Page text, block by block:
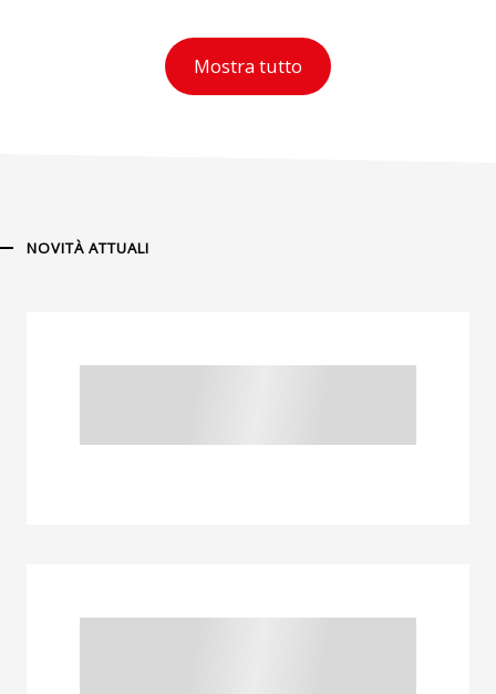
Mostra tutto
NOVITÀ ATTUALI